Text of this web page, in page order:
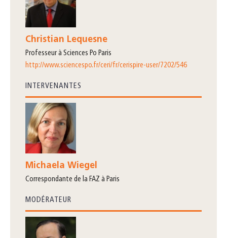
Christian Lequesne
professeur à Sciences Po Paris
http://www.sciencespo.fr/ceri/fr/cerispire-user/7202/546
INTERVENANTES
Michaela Wiegel
correspondante de la FAZ à Paris
MODÉRATEUR